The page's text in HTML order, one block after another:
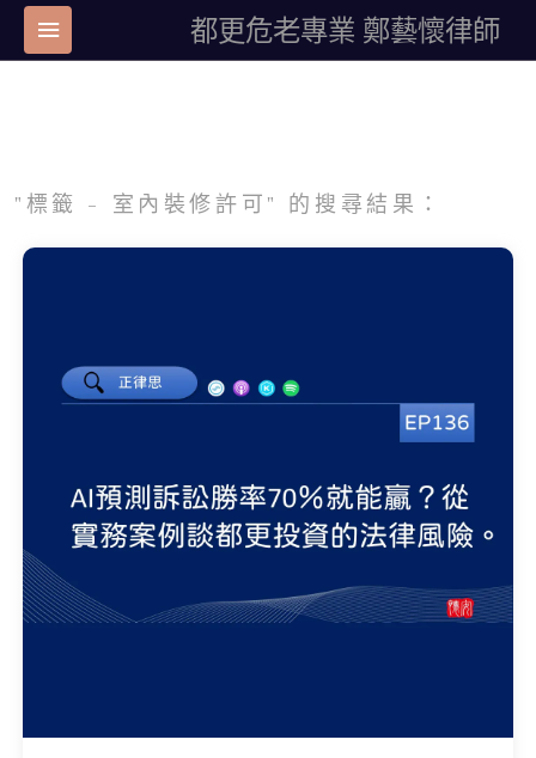
都更危老專業 鄭藝懷律師
"標籤 - 室內裝修許可" 的搜尋結果：